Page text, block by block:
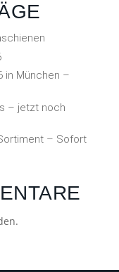
in München –
– jetzt noch
– Sofort